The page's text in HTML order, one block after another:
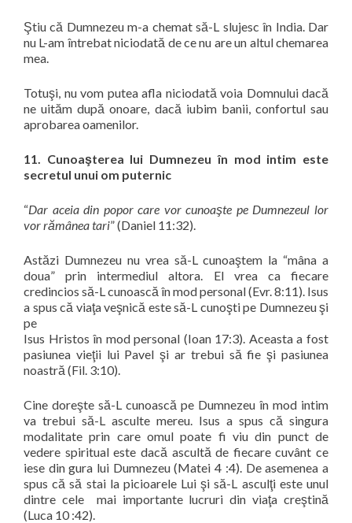
Ştiu că Dumnezeu m-a chemat să-L slujesc în India. Dar
nu L-am întrebat niciodată de ce nu are un altul chemarea
mea.
Totuşi, nu vom putea afla niciodată voia Domnului dacă
ne uităm după onoare, dacă iubim banii, confortul sau
aprobarea oamenilor.
11. Cunoaşterea lui Dumnezeu în mod intim este
secretul unui om puternic
“Dar aceia din popor care vor cunoaşte pe Dumnezeul lor
vor rămânea tari” (Daniel 11:32).
Astăzi Dumnezeu nu vrea să-L cunoaştem la “mâna a
doua” prin intermediul altora. El vrea ca fiecare
credincios să-L cunoască în mod personal (Evr. 8:11). Isus
a spus că viaţa veşnică este să-L cunoşti pe Dumnezeu şi
pe
Isus Hristos în mod personal (Ioan 17:3). Aceasta a fost
pasiunea vieţii lui Pavel şi ar trebui să fie şi pasiunea
noastră (Fil. 3:10).
Cine doreşte să-L cunoască pe Dumnezeu în mod intim
va trebui să-L asculte mereu. Isus a spus că singura
modalitate prin care omul poate fi viu din punct de
vedere spiritual este dacă ascultă de fiecare cuvânt ce
iese din gura lui Dumnezeu (Matei 4 :4). De asemenea a
spus că să stai la picioarele Lui şi să-L asculţi este unul
dintre cele mai importante lucruri din viaţa creştină
(Luca 10 :42).